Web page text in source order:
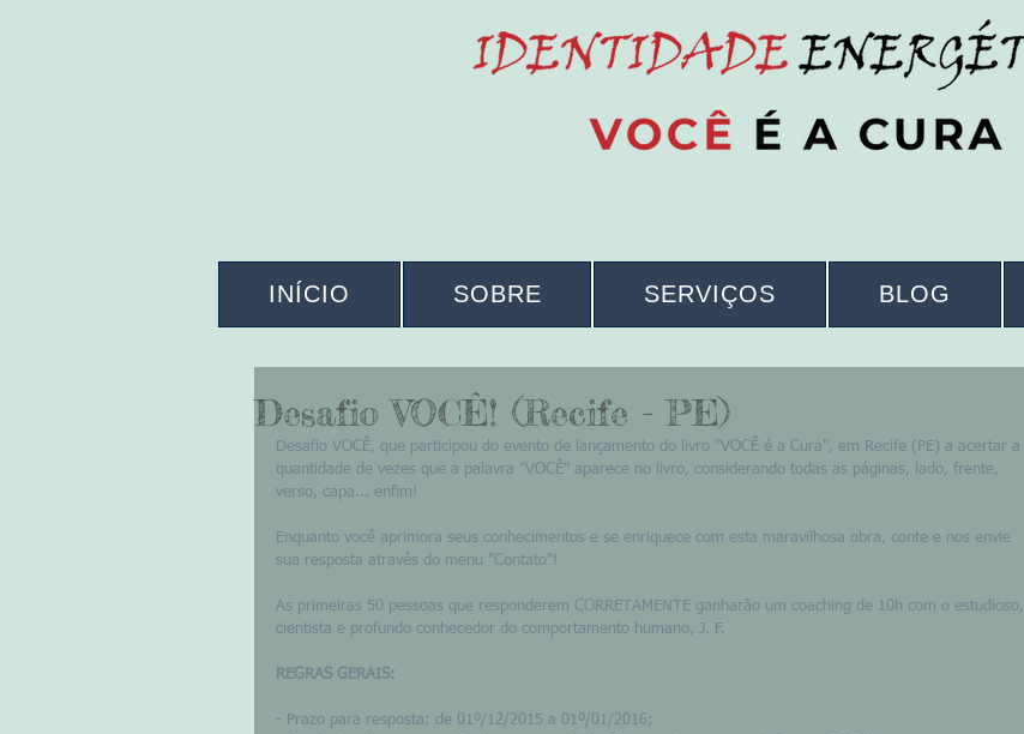
INÍCIO SOBRE SERVIÇOS BLOG
Desafio VOCÊ! (Recife - PE)
Desafio VOCÊ, que participou do evento de lançamento do livro "VOCÊ é a Cura", em Recife (PE) a acertar a
quantidade de vezes que a palavra "VOCÊ" aparece no livro, considerando todas as páginas, lado, frente,
verso, capa... enfim!
Enquanto você aprimora seus conhecimentos e se enriquece com esta maravilhosa obra, conte e nos envie
sua resposta através do menu "Contato"!
As primeiras 50 pessoas que responderem CORRETAMENTE ganharão um coaching de 10h com o estudioso,
cientista e profundo conhecedor do comportamento humano, J. F.
REGRAS GERAIS:
- Prazo para resposta: de 01º/12/2015 a 01º/01/2016;